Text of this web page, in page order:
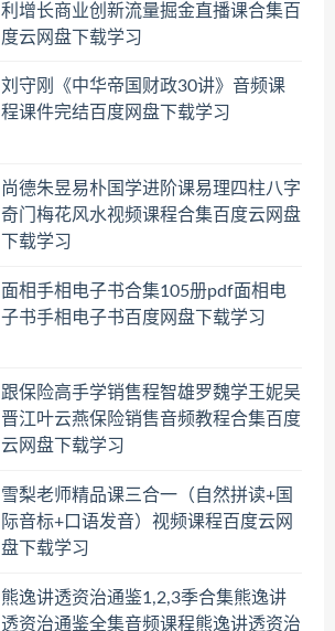
利增长商业创新流量掘金直播课合集百
度云网盘下载学习
刘守刚《中华帝国财政30讲》音频课
程课件完结百度网盘下载学习
尚德朱昱易朴国学进阶课易理四柱八字
奇门梅花风水视频课程合集百度云网盘
下载学习
面相手相电子书合集105册pdf面相电
子书手相电子书百度网盘下载学习
跟保险高手学销售程智雄罗魏学王妮吴
晋江叶云燕保险销售音频教程合集百度
云网盘下载学习
雪梨老师精品课三合一（自然拼读+国
际音标+口语发音）视频课程百度云网
盘下载学习
熊逸讲透资治通鉴1,2,3季合集熊逸讲
透资治通鉴全集音频课程熊逸讲透资治